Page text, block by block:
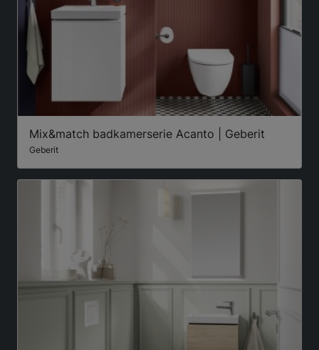
Mix&match badkamerserie Acanto | Geberit
Geberit